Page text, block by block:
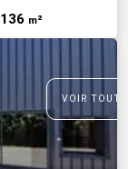
136 m²
VOIR